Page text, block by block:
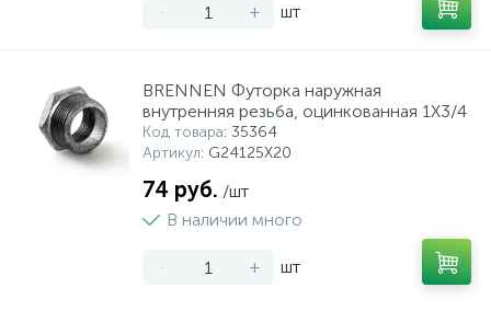
- + шт
BRENNEN Футорка наружная
внутренняя резьба, оцинкованная 1X3/4
Код товара: 35364
Артикул: G24125X20
74 руб. /шт
В наличии много
- + шт